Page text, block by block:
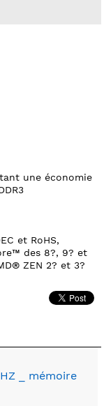
une économie
et RoHS,
des 8?, 9? et
ZEN 2? et 3?
_ mémoire